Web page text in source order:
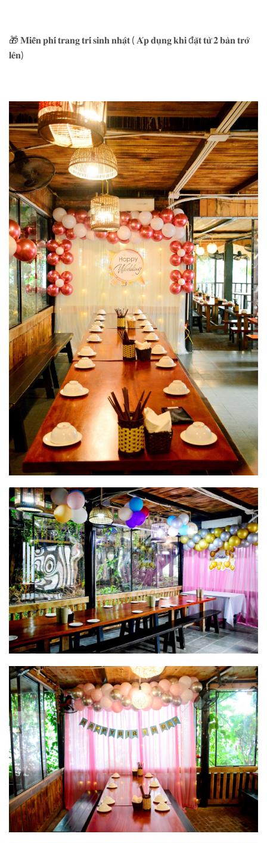
🎁 𝐌𝐢𝐞̂̃𝐧 𝐩𝐡𝐢́ 𝐭𝐫𝐚𝐧𝐠 𝐭𝐫𝐢́ 𝐬𝐢𝐧𝐡 𝐧𝐡𝐚̣̂𝐭 ( 𝐀́𝐩 𝐝𝐮̣𝐧𝐠 𝐤𝐡𝐢 đ𝐚̣̆𝐭 𝐭𝐮̛̀ 𝟐 𝐛𝐚̀𝐧 𝐭𝐫𝐨̛̉
𝐥𝐞̂𝐧)